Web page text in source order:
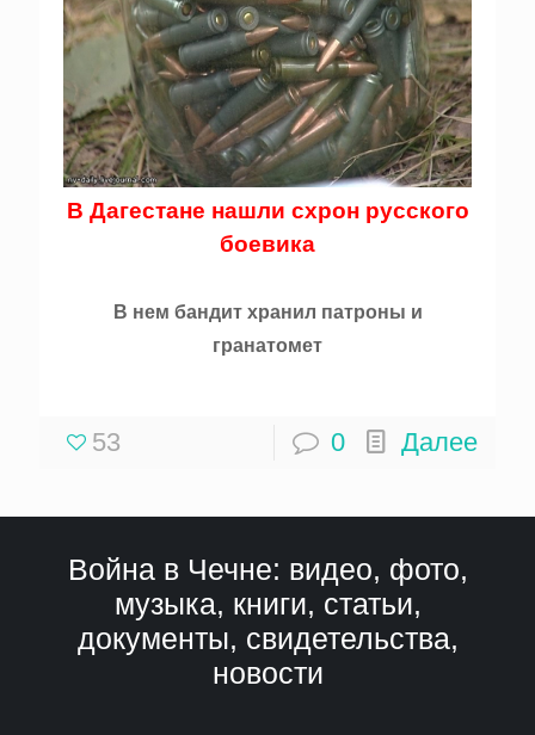
В Дагестане нашли схрон русского
боевика
В нем бандит хранил патроны и
гранатомет
53 0 Далее
Война в Чечне: видео, фото,
музыка, книги, статьи,
документы, свидетельства,
новости